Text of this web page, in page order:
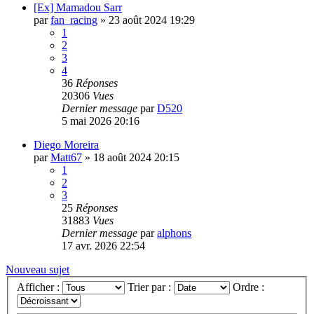
[Ex] Mamadou Sarr
parfan_racing » 23 août 2024 19:29
1
2
3
4
36 Réponses
20306 Vues
Dernier message parD520
5 mai 2026 20:16
Diego Moreira
parMatt67 » 18 août 2024 20:15
1
2
3
25 Réponses
31883 Vues
Dernier message paralphons
17 avr. 2026 22:54
Nouveau sujet
Afficher :
Trier par : Ordre :